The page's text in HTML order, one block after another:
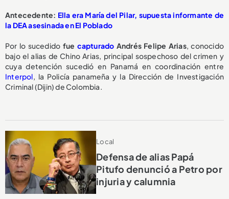
Antecedente: Ella era María del Pilar, supuesta informante de
la DEA asesinada en El Poblado
Por lo sucedido fue capturado Andrés Felipe Arias, conocido
bajo el alias de Chino Arias, principal sospechoso del crimen y
cuya detención sucedió en Panamá en coordinación entre
Interpol, la Policía panameña y la Dirección de Investigación
Criminal (Dijin) de Colombia.
Local
Defensa de alias Papá
Pitufo denunció a Petro por
injuria y calumnia